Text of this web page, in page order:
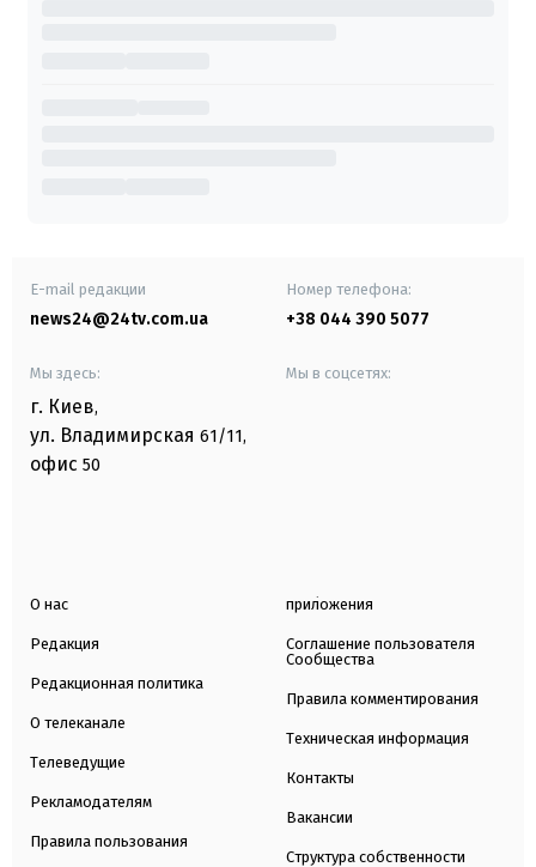
E-mail редакции
news24@24tv.com.ua
Номер телефона:
+38 044 390 5077
Мы здесь:
г. Киев,
ул. Владимирская 61/11,
офис 50
Мы в соцсетях:
О нас
Редакция
Редакционная политика
О телеканале
Телеведущие
Рекламодателям
Правила пользования
приложения
Соглашение пользователя
Сообщества
Правила комментирования
Техническая информация
Контакты
Вакансии
Структура собственности